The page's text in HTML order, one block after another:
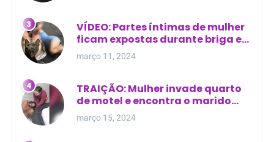
VÍDEO: Partes íntimas de mulher
ficam expostas durante briga em
Manaus
março 11, 2024
TRAIÇÃO: Mulher invade quarto
de motel e encontra o marido
com outra na cama
março 15, 2024